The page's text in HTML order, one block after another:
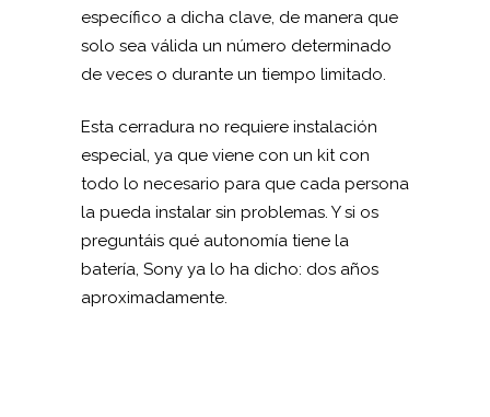
específico a dicha clave, de manera que
solo sea válida un número determinado
de veces o durante un tiempo limitado.
Esta cerradura no requiere instalación
especial, ya que viene con un kit con
todo lo necesario para que cada persona
la pueda instalar sin problemas. Y si os
preguntáis qué autonomía tiene la
batería, Sony ya lo ha dicho: dos años
aproximadamente.